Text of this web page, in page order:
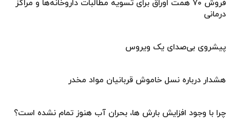
فروش ۷۰ همت اوراق برای تسویه مطالبات داروخانه‌ها و مراکز
درمانی
پیشروی بی‌صدای یک ویروس
هشدار درباره نسل خاموش قربانیان مواد مخدر
چرا با وجود افزایش بارش ها، بحران آب هنوز تمام نشده است؟